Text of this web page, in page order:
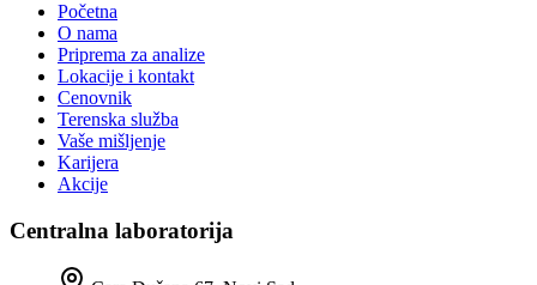
Početna
O nama
Priprema za analize
Lokacije i kontakt
Cenovnik
Terenska služba
Vaše mišljenje
Karijera
Akcije
Centralna laboratorija